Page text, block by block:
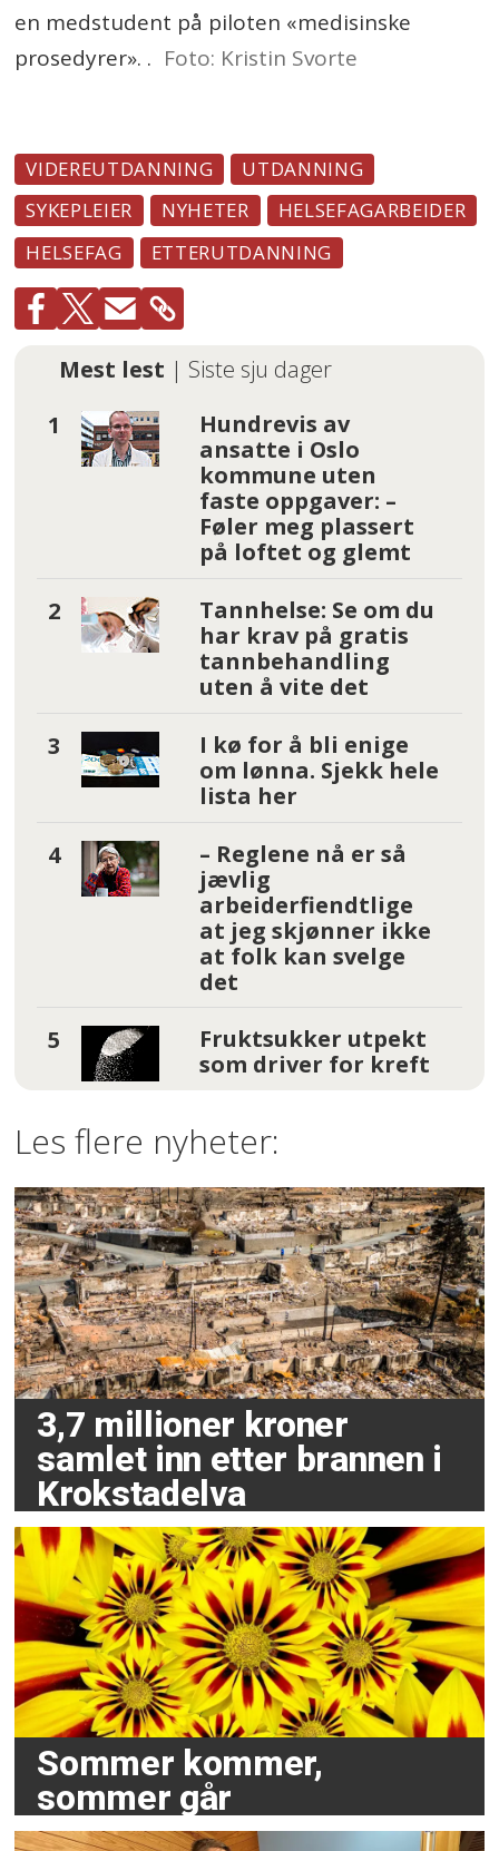
en medstudent på piloten «medisinske
prosedyrer». . Foto: Kristin Svorte
VIDEREUTDANNING
UTDANNING
SYKEPLEIER
NYHETER
HELSEFAGARBEIDER
HELSEFAG
ETTERUTDANNING
Mest lest | Siste sju dager
Hundrevis av
ansatte i Oslo
kommune uten
faste oppgaver: –
Føler meg plassert
på loftet og glemt
Tannhelse: Se om du
har krav på gratis
tannbehandling
uten å vite det
I kø for å bli enige
om lønna. Sjekk hele
lista her
– Reglene nå er så
jævlig
arbeiderfiendtlige
at jeg skjønner ikke
at folk kan svelge
det
Fruktsukker utpekt
som driver for kreft
Les flere nyheter:
3,7 millioner kroner
samlet inn etter brannen i
Krokstadelva
Sommer kommer,
sommer går